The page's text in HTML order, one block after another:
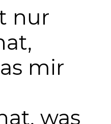
nur
mir
was